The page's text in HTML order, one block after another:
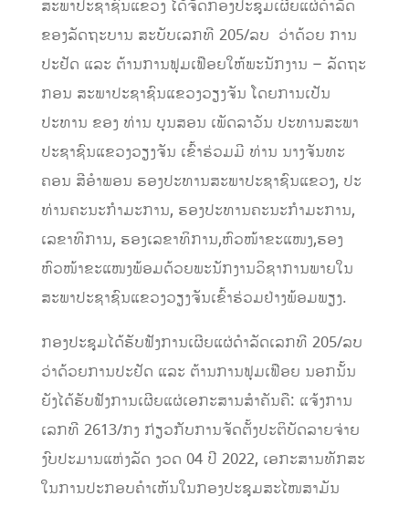
ສະພາປະຊາຊົນແຂວງ ໄດ້ຈັດກອງປະຊຸມເຜີຍແຜ່ດໍາລັດ
ຂອງລັດຖະບານ ສະບັບເລກທີ 205/ລບ ວ່າດ້ວຍ ການ
ປະຢັດ ແລະ ຕ້ານການຟຸມເຟືອຍໃຫ້ພະນັກງານ – ລັດຖະ
ກອນ ສະພາປະຊາຊົນແຂວງວຽງຈັນ ໂດຍການເປັນ
ປະທານ ຂອງ ທ່ານ ບຸນສອນ ເພັດລາວັນ ປະທານສະພາ
ປະຊາຊົນແຂວງວຽງຈັນ ເຂົ້າຮ່ວມມີ ທ່ານ ນາງຈັນທະ
ຄອນ ສີອໍາພອນ ຮອງປະທານສະພາປະຊາຊົນແຂວງ, ປະ
ທ່ານຄະນະກໍາມະການ, ຮອງປະທານຄະນະກໍາມະການ,
ເລຂາທິການ, ຮອງເລຂາທິການ,ຫົວໜ້າຂະແໜງ,ຮອງ
ຫົວໜ້າຂະແໜງພ້ອມດ້ວຍພະນັກງານວິຊາການພາຍໃນ
ສະພາປະຊາຊົນແຂວງວຽງຈັນເຂົ້າຮ່ວມຢ່າງພ້ອມພຽງ.
ກອງປະຊຸມໄດ້ຮັບຟັງການເຜີຍແຜ່ດໍາລັດເລກທີ 205/ລບ
ວ່າດ້ວຍການປະຢັດ ແລະ ຕ້ານການຟຸມເຟືອຍ ນອກນັ້ນ
ຍັງໄດ້ຮັບຟັງການເຜີຍແຜ່ເອກະສານສໍາຄັນຄື: ແຈ້ງການ
ເລກທີ 2613/ກງ ກ່ຽວກັບການຈັດຕັ້ງປະຕິບັດລາຍຈ່າຍ
ງົບປະມານແຫ່ງລັດ ງວດ 04 ປີ 2022, ເອກະສານທັກສະ
ໃນການປະກອບຄໍາເຫັນໃນກອງປະຊຸມສະໄໜສາມັນ